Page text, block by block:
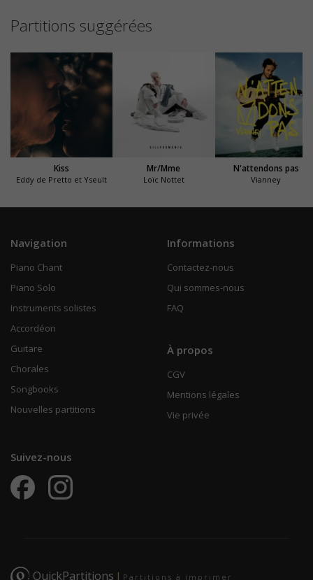
Partitions suggérées
Kiss
Eddy de Pretto et Yseult
Mr/Mme
Loïc Nottet
N'attendons pas
Vianney
Navigation
Piano Chant
Piano Solo
Instruments solistes
Accordéon
Guitare
Chorales
Songbooks
Nouvelles partitions
Informations
Contactez-nous
Qui sommes-nous
FAQ
À propos
CGV
Mentions légales
Vie privée
Suivez-nous
QuickPartitions | Partitions à imprimer